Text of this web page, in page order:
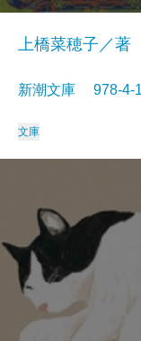
上橋菜穂子／著
新潮文庫 978-4-
文庫